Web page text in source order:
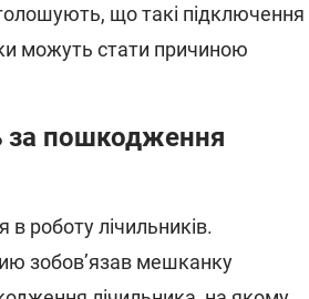
що такі підключення
можуть стати причиною
за пошкодження
роботу лічильників.
зобов’язав мешканку